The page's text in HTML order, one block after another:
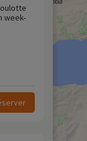
week-